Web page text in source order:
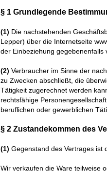
§ 1 Grundlegende
(1) Die nachstehenden
Lepper) über die Internetseite
der Einbeziehung gegebenenfalls
(2) Verbraucher im Sinne der
zu Zwecken abschließt, die
Tätigkeit zugerechnet werden
rechtsfähige
beruflichen oder gewerblichen
§ 2 Zustandekommen des
(1) Gegenstand des Vertrages ist
Wir verkaufen die Ware teilweise